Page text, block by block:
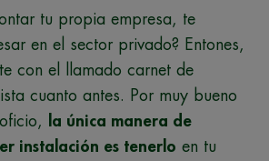
tu propia empresa, te
en el sector privado? Entones,
con el llamado carnet de
cuanto antes. Por muy bueno
la única manera de
instalación es tenerlo en tu